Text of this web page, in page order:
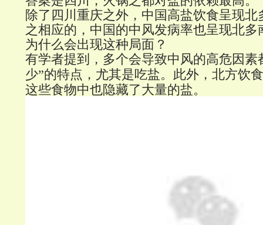
除了四川重庆之外，中国高盐饮食呈现北
之相应的，中国的中风发病率也呈现北多
为什么会出现这种局面？
有学者提到，多个会导致中风的高危因素
少”的特点，尤其是吃盐。此外， 北方饮
这些食物中也隐藏了大量的盐。